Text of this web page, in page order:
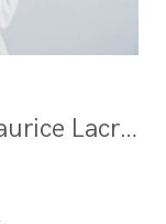
Adeline Ziliox X Maurice Lacroix